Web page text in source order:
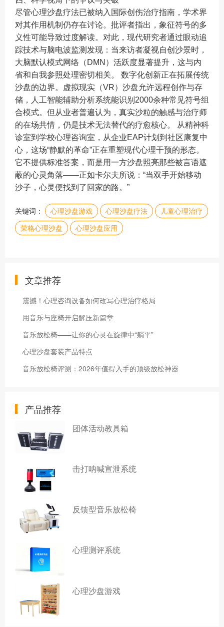
尽管心理沙盘疗法已被纳入国际创伤治疗指南，学术界
对其作用机制仍存在讨论。批评者指出，象征符号的多
义性可能导致过度解读。对此，现代研究者通过眼动追
踪技术与脑电波监测发现：当来访者凝视自创沙景时，
大脑默认模式网络（DMN）活跃度显著提升，这与内
省和自我参照处理密切相关。 数字化创新正在拓展传统
沙盘的边界。虚拟现实（VR）沙盘允许远程创作与存
储，人工智能辅助分析系统能识别2000余种常见符号组
合模式。但从业者普遍认为，真实沙粒的触感与治疗师
的在场共情，仍是技术无法替代的疗愈核心。 从精神科
诊室到学校心理咨询室，从企业EAP计划到社区康复中
心，这场“静默的革命”正在重塑现代心理干预的形态。
它不提供标准答案，而是用一方沙盘照亮那些被言语遮
蔽的心灵角落——正如卡尔夫所说：“当双手开始移动
沙子，心灵便找到了回家的路。”
关键词： 心理沙盘游戏 心理沙盘疗法
儿童心理治疗
荣格心理沙盘
心理沙盘应用
文章推荐
震撼！心理咨询设备如何改写心理治疗格局
用音乐与座椅开启解压新篇章
音乐放松椅——让你的心灵在旋律中“躺平”
心理沙盘套装产品特点
音乐放松椅评测：2026年值得入手的顶级放松神器
产品推荐
团体活动教具箱
击打呐喊宣泄系统
反馈型音乐放松椅
心理测评系统
心理沙盘游戏